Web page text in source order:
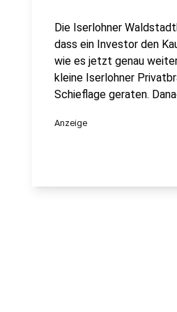
Die Iserlohner
dass ein Investor den
wie es jetzt genau
kleine Iserlohner
Schieflage geraten.
Anzeige